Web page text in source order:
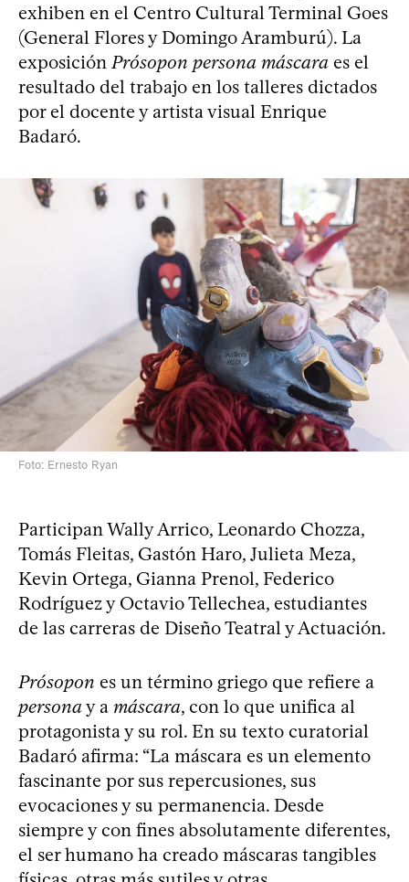
exhiben en el Centro Cultural Terminal Goes
(General Flores y Domingo Aramburú). La
exposición Prósopon persona máscara es el
resultado del trabajo en los talleres dictados
por el docente y artista visual Enrique
Badaró.
Foto: Ernesto Ryan
Participan Wally Arrico, Leonardo Chozza,
Tomás Fleitas, Gastón Haro, Julieta Meza,
Kevin Ortega, Gianna Prenol, Federico
Rodríguez y Octavio Tellechea, estudiantes
de las carreras de Diseño Teatral y Actuación.
Prósopon es un término griego que refiere a
personay a máscara, con lo que unifica al
protagonista y su rol. En su texto curatorial
Badaró afirma: “La máscara es un elemento
fascinante por sus repercusiones, sus
evocaciones y su permanencia. Desde
siempre y con fines absolutamente diferentes,
el ser humano ha creado máscaras tangibles